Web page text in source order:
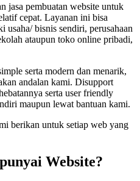
jasa pembuatan website untuk
cepat. Layanan ini bisa
bisnis sendiri, perusahaan
ataupun toko online pribadi,
serta modern dan menarik,
andalan kami. Disupport
serta user friendly
maupun lewat bantuan kami.
berikan untuk setiap web yang
Website?